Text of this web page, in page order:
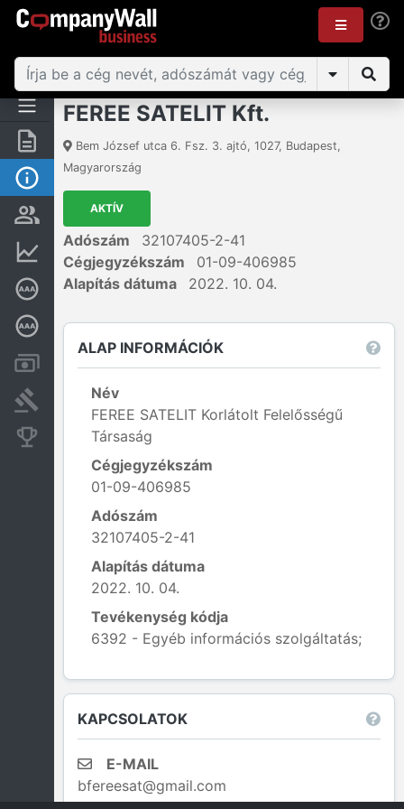
Összegzés
Alap információk
Személyek és tulajdonjog
Cégkiválósági tanúsítvány
Mélyreható hitelminősítés
Bírósági eljárások
Konkurens cégek
FEREE SATELIT Kft.
Bem József utca 6. Fsz. 3. ajtó, 1027, Budapest,
Magyarország
AKTÍV
Adószám
32107405-2-41
Cégjegyzékszám
01-09-406985
Alapítás dátuma
2022. 10. 04.
ALAP INFORMÁCIÓK
Név
FEREE SATELIT Korlátolt Felelősségű
Társaság
Cégjegyzékszám
01-09-406985
Adószám
32107405-2-41
Alapítás dátuma
2022. 10. 04.
Tevékenység kódja
6392 - Egyéb információs szolgáltatás;
Leaflet |© OpenStreetMap contributors
KAPCSOLATOK
E-MAIL
bfereesat@gmail.com